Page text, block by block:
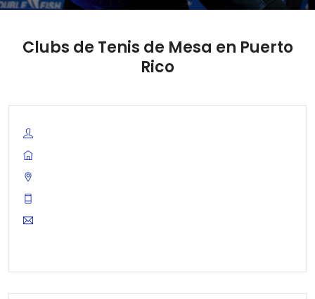
Clubs de Tenis de Mesa en Puerto
Rico